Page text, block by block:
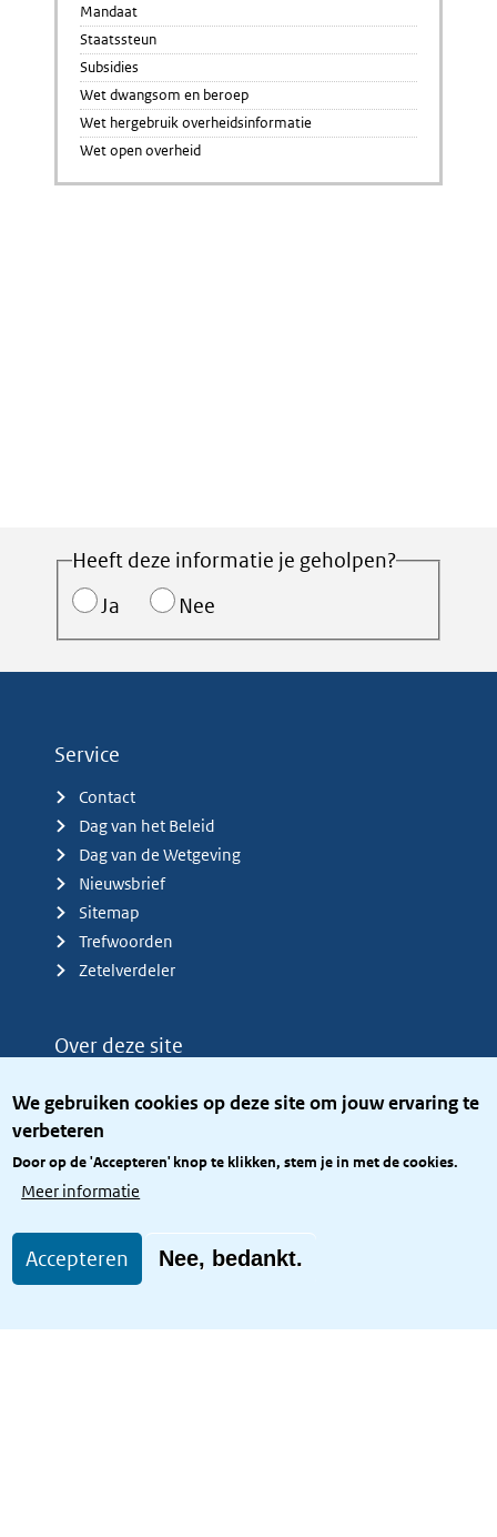
We gebruiken cookies op deze site om jouw ervaring te
verbeteren
Door op de 'Accepteren' knop te klikken, stem je in met de cookies.
Meer informatie
Accepteren Nee, bedankt.
Mandaat
Staatssteun
Subsidies
Wet dwangsom en beroep
Wet hergebruik overheidsinformatie
Wet open overheid
Heeft deze informatie je geholpen?
Ja
Nee
Service
Contact
Dag van het Beleid
Dag van de Wetgeving
Nieuwsbrief
Sitemap
Trefwoorden
Zetelverdeler
Over deze site
Privacy
Toegang site openbaar
Toegankelijkheid